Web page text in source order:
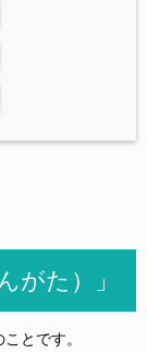
がた）」
とです。